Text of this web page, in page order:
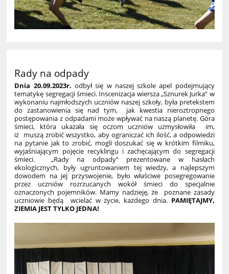
Rady na odpady
Dnia 20.09.2023r. odbył się w naszej szkole apel podejmujący
tematykę segregacji śmieci. Inscenizacja wiersza „Sznurek Jurka” w
wykonaniu najmłodszych uczniów naszej szkoły, była pretekstem
do zastanowienia się nad tym, jak kwestia nieroztropnego
postępowania z odpadami może wpływać na naszą planetę. Góra
śmieci, która ukazała się oczom uczniów uzmysłowiła im,
iż muszą zrobić wszystko, aby ograniczać ich ilość, a odpowiedzi
na pytanie jak to zrobić, mogli doszukać się w krótkim filmiku,
wyjaśniającym pojęcie recyklingu i zachęcającym do segregacji
śmieci. „Rady na odpady” prezentowane w hasłach
ekologicznych, były ugruntowaniem tej wiedzy, a najlepszym
dowodem na jej przyswojenie, było właściwe posegregowanie
przez uczniów rozrzucanych wokół śmieci do specjalnie
oznaczonych pojemników. Mamy nadzieję, że poznane zasady
uczniowie będą wcielać w życie, każdego dnia. PAMIĘTAJMY,
ZIEMIA JEST TYLKO JEDNA!